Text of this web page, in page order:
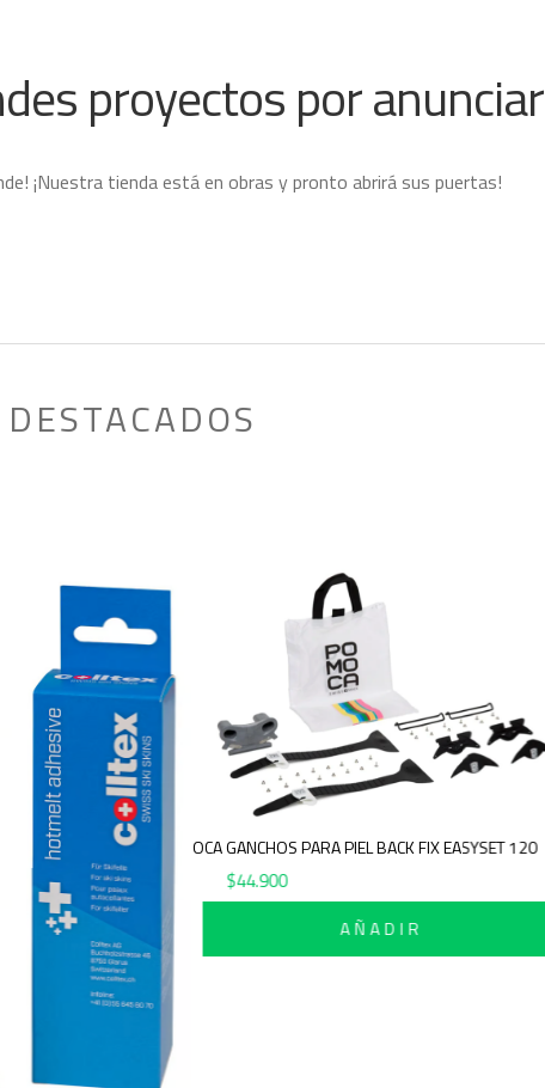
proyectos por anunciar
¡Nuestra tienda está en obras y pronto abrirá sus puertas!
DESTACADOS
POMOCA GANCHOS PARA PIEL BACK FIX EASYSET 120
$44.900
AÑADIR